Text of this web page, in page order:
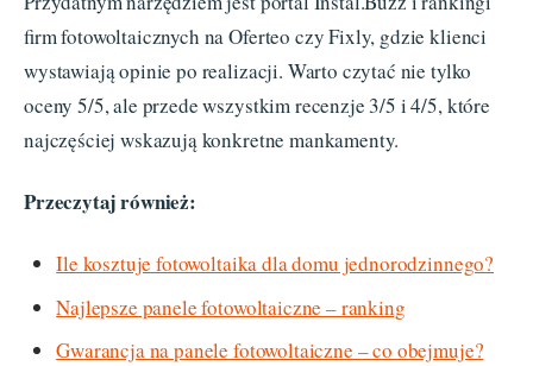
firm fotowoltaicznych na Oferteo czy Fixly, gdzie klienci
wystawiają opinie po realizacji. Warto czytać nie tylko
oceny 5/5, ale przede wszystkim recenzje 3/5 i 4/5, które
najczęściej wskazują konkretne mankamenty.
Przeczytaj również:
Ile kosztuje fotowoltaika dla domu jednorodzinnego?
Najlepsze panele fotowoltaiczne – ranking
Gwarancja na panele fotowoltaiczne – co obejmuje?